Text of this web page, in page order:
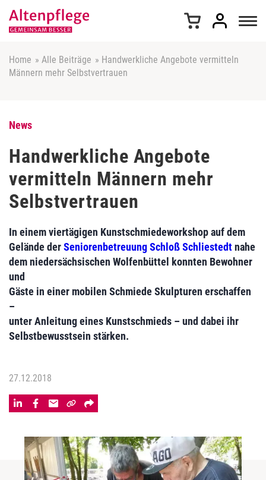
Home » Alle Beiträge » Handwerkliche Angebote vermitteln
Männern mehr Selbstvertrauen
News
Handwerkliche Angebote
vermitteln Männern mehr
Selbstvertrauen
In einem viertägigen Kunstschmiedeworkshop auf dem
Gelände derSeniorenbetreuung Schloß Schliestedtnahe
dem niedersächsischen Wolfenbüttel konnten Bewohner
und
Gäste in einer mobilen Schmiede Skulpturen erschaffen
–
unter Anleitung eines Kunstschmieds – und dabei ihr
Selbstbewusstsein stärken.
27.12.2018